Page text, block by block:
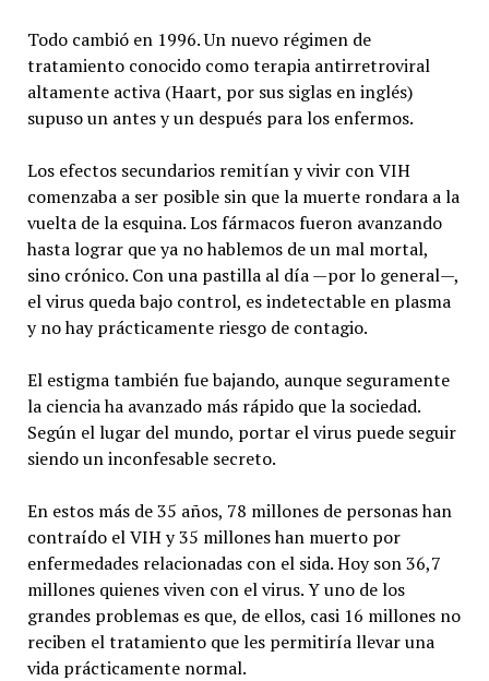
Todo cambió en 1996. Un nuevo régimen de
tratamiento conocido como terapia antirretroviral
altamente activa (Haart, por sus siglas en inglés)
supuso un antes y un después para los enfermos.
Los efectos secundarios remitían y vivir con VIH
comenzaba a ser posible sin que la muerte rondara a la
vuelta de la esquina. Los fármacos fueron avanzando
hasta lograr que ya no hablemos de un mal mortal,
sino crónico. Con una pastilla al día —por lo general—,
el virus queda bajo control, es indetectable en plasma
y no hay prácticamente riesgo de contagio.
El estigma también fue bajando, aunque seguramente
la ciencia ha avanzado más rápido que la sociedad.
Según el lugar del mundo, portar el virus puede seguir
siendo un inconfesable secreto.
En estos más de 35 años, 78 millones de personas han
contraído el VIH y 35 millones han muerto por
enfermedades relacionadas con el sida. Hoy son 36,7
millones quienes viven con el virus. Y uno de los
grandes problemas es que, de ellos, casi 16 millones no
reciben el tratamiento que les permitiría llevar una
vida prácticamente normal.